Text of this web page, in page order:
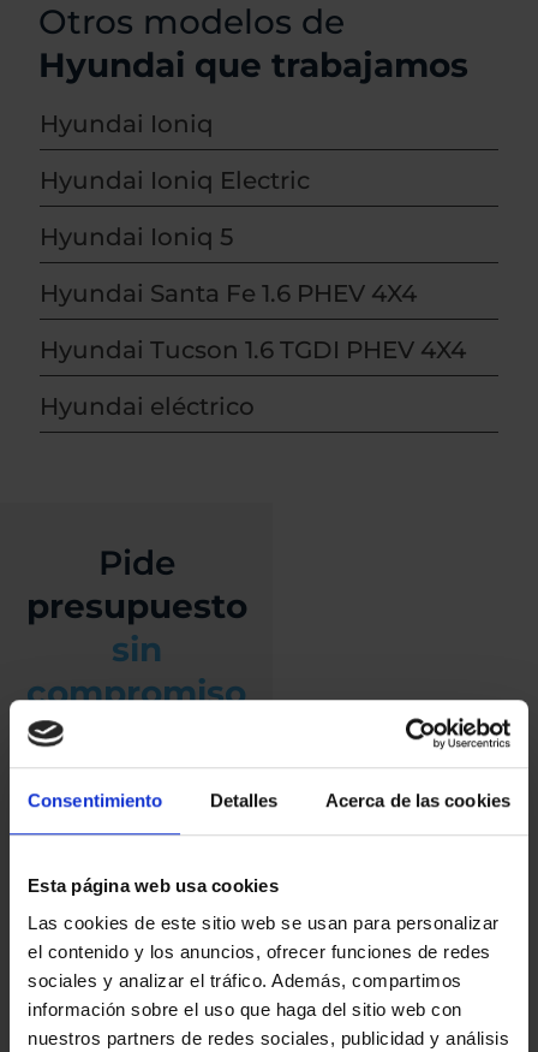
Consentimiento Detalles Acerca de las cookies
Esta página web usa cookies
Las cookies de este sitio web se usan para personalizar
el contenido y los anuncios, ofrecer funciones de redes
sociales y analizar el tráfico. Además, compartimos
información sobre el uso que haga del sitio web con
nuestros partners de redes sociales, publicidad y análisis
Otros modelos de
Hyundai que trabajamos
Hyundai Ioniq
Hyundai Ioniq Electric
Hyundai Ioniq 5
Hyundai Santa Fe 1.6 PHEV 4X4
Hyundai Tucson 1.6 TGDI PHEV 4X4
Hyundai eléctrico
Pide
presupuesto
sin
compromiso
Elegir el Hyundai Nexo
avanzada y sostenible
en el transporte
tecnología innovadora
de pila de combustible
de hidrógeno que
proporciona cero
emisiones mientras
está en